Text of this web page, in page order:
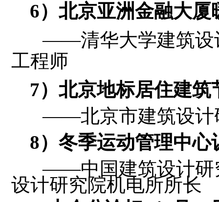
6）北京亚洲金融大厦
——清华大学建筑设
工程师
7）北京地标居住建筑
——北京市建筑设计
8）冬季运动管理中
——中国建筑设计研
设计研究院机电所所长